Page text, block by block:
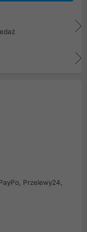
Przelewy24,